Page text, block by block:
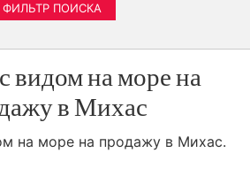
ФИЛЬТР ПОИСКА
видом на море на
в Михас
на море на продажу в Михас.